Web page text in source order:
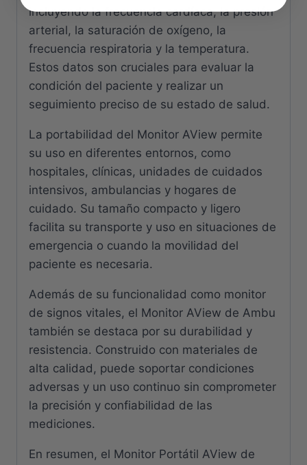
incluyendo la frecuencia cardíaca, la presión
arterial, la saturación de oxígeno, la
frecuencia respiratoria y la temperatura.
Estos datos son cruciales para evaluar la
condición del paciente y realizar un
seguimiento preciso de su estado de salud.
La portabilidad del Monitor AView permite
su uso en diferentes entornos, como
hospitales, clínicas, unidades de cuidados
intensivos, ambulancias y hogares de
cuidado. Su tamaño compacto y ligero
facilita su transporte y uso en situaciones de
emergencia o cuando la movilidad del
paciente es necesaria.
Además de su funcionalidad como monitor
de signos vitales, el Monitor AView de Ambu
también se destaca por su durabilidad y
resistencia. Construido con materiales de
alta calidad, puede soportar condiciones
adversas y un uso continuo sin comprometer
la precisión y confiabilidad de las
mediciones.
En resumen, el Monitor Portátil AView de